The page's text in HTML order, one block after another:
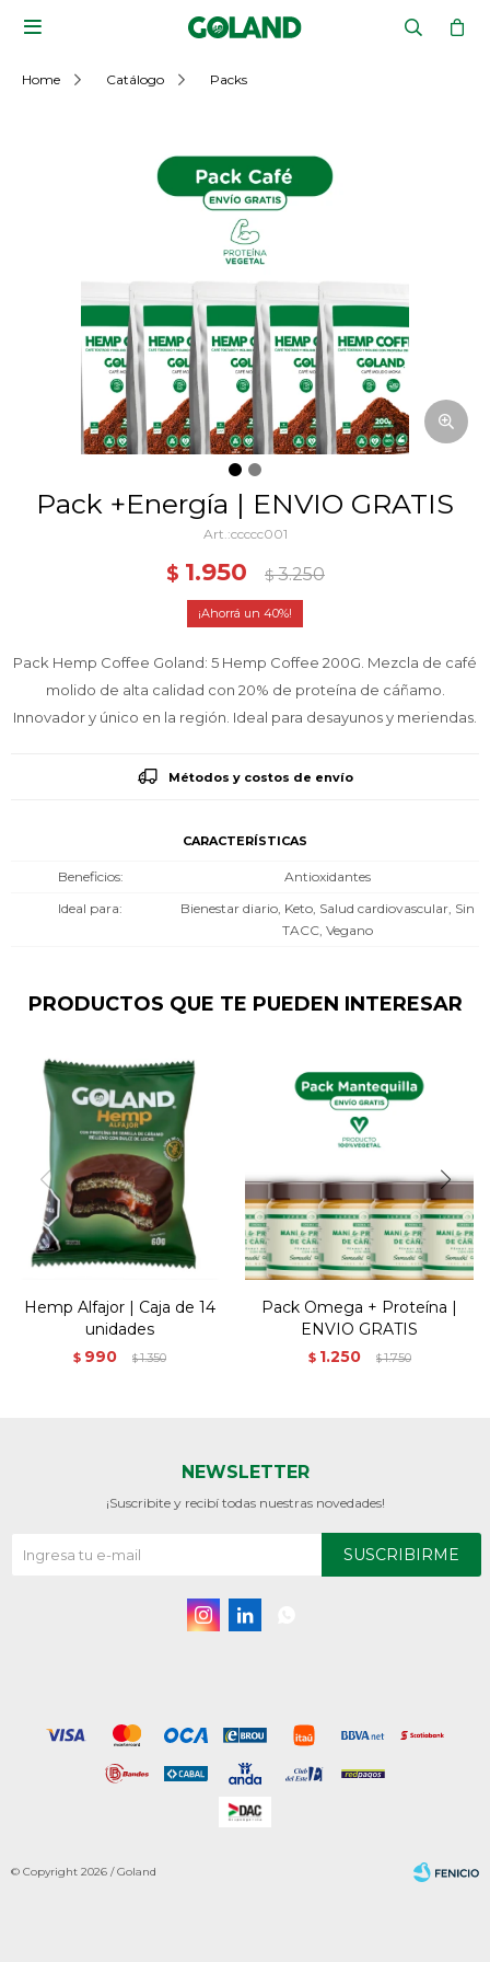

Home Catálogo Packs
Pack +Energía | ENVIO GRATIS
ccccc001
$ 1.950 $ 3.250
40
Pack Hemp Coffee Goland: 5 Hemp Coffee 200G. Mezcla de café
molido de alta calidad con 20% de proteína de cáñamo.
Innovador y único en la región. Ideal para desayunos y meriendas.
Métodos y costos de envío
CARACTERÍSTICAS
Beneficios
Antioxidantes
Ideal para
Bienestar diario, Keto, Salud cardiovascular, Sin
TACC, Vegano
PRODUCTOS QUE TE PUEDEN INTERESAR
Hemp Alfajor | Caja de 14
unidades
$ 990 $1.350
Pack Omega + Proteína |
ENVIO GRATIS
$ 1.250 $1.750
NEWSLETTER
¡Suscribite y recibí todas nuestras novedades!
SUSCRIBIRME
 
© Copyright 2026 / Goland